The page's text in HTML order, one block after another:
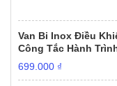
Van Bi Inox Điều
Công Tắc Hành
699.000 ₫